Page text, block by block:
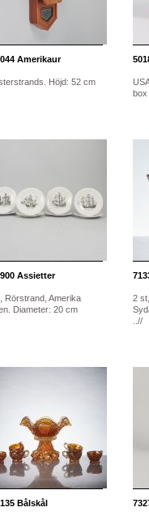
Amerikaur
Höjd: 52 cm
box
Assietter
Rörstrand, Amerika
Diameter: 20 cm
2
..//
Bålskål